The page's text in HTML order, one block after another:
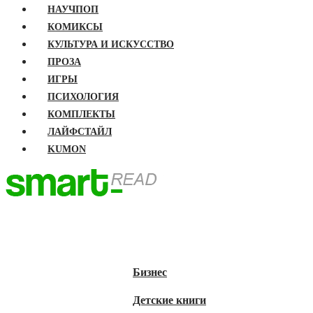
НАУЧПОП
КОМИКСЫ
КУЛЬТУРА И ИСКУССТВО
ПРОЗА
ИГРЫ
ПСИХОЛОГИЯ
КОМПЛЕКТЫ
ЛАЙФСТАЙЛ
KUMON
Бизнес
Детские книги